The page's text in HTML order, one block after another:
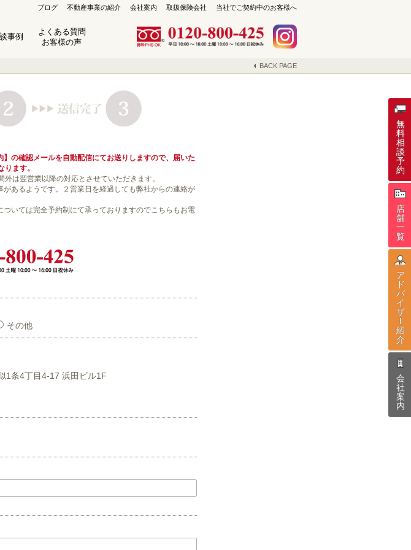
当社でご契約中のお客様へ
取扱保険会社
会社案内
不動産事業の紹介
ブログ
事例
よくある質問
お客様の声
BACK PAGE
の確認メールを自動配信にてお送りしますので、届いた
ます。
は翌営業以降の対応とさせていただきます。
あるようです。２営業日を経過しても弊社からの連絡が
いては完全予約制にて承っておりますのでこちらもお電
その他
1条4丁目4-17 浜田ビル1F
無
料
相
談
予
約
店
舗
一
覧
ア
ド
バ
イ
ザ
l
紹
介
会
社
案
内